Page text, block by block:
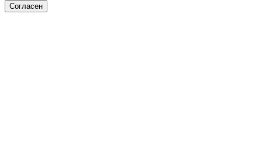
Согласен